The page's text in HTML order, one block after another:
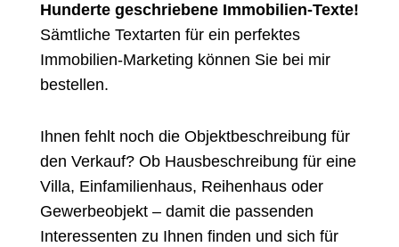
Hunderte geschriebene Immobilien-Texte!
Sämtliche Textarten für ein perfektes
Immobilien-Marketing können Sie bei mir
bestellen.
Ihnen fehlt noch die Objektbeschreibung für
den Verkauf? Ob Hausbeschreibung für eine
Villa, Einfamilienhaus, Reihenhaus oder
Gewerbeobjekt – damit die passenden
Interessenten zu Ihnen finden und sich für